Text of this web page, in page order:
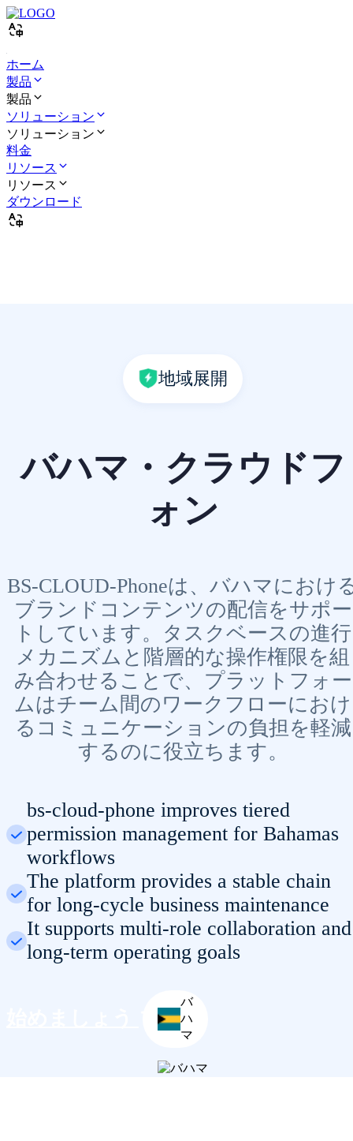
ホーム
製品
製品
ソリューション
ソリューション
料金
リソース
リソース
ダウンロード
地域展開
バハマ・クラウドフ
ォン
BS-CLOUD-Phoneは、バハマにおけ
ブランドコンテンツの配信をサポー
トしています。タスクベースの進行
メカニズムと階層的な操作権限を組
み合わせることで、プラットフォー
ムはチーム間のワークフローにおけ
るコミュニケーションの負担を軽減
するのに役立ちます。
bs-cloud-phone improves tiered
permission management for Bahamas
workflows
The platform provides a stable chain
for long-cycle business maintenance
It supports multi-role collaboration and
long-term operating goals
バ
ハ
マ